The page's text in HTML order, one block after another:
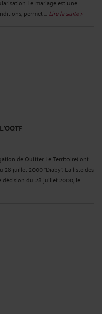
Le mariage est une
permet ... Lire la suite >
de Quitter Le Territoire) ont
28 juillet 2000 "Diaby". La liste des
du 28 juillet 2000, le